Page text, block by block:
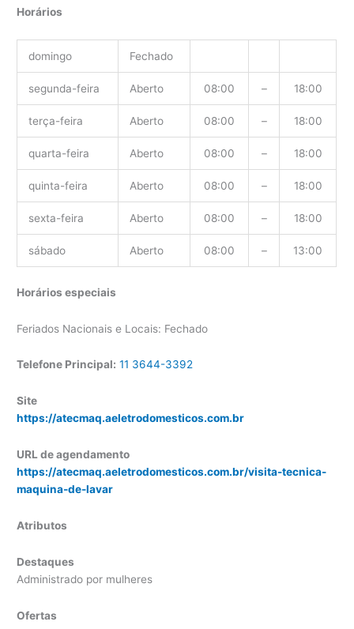
Horários
domingo Fechado
segunda-feira Aberto 08:00 – 18:00
terça-feira Aberto 08:00 – 18:00
quarta-feira Aberto 08:00 – 18:00
quinta-feira Aberto 08:00 – 18:00
sexta-feira Aberto 08:00 – 18:00
sábado Aberto 08:00 – 13:00
Horários especiais
Feriados Nacionais e Locais: Fechado
Telefone Principal: 11 3644-3392
Site
https://atecmaq.aeletrodomesticos.com.br
URL de agendamento
https://atecmaq.aeletrodomesticos.com.br/visita-tecnica-
maquina-de-lavar
Atributos
Destaques
Administrado por mulheres
Ofertas